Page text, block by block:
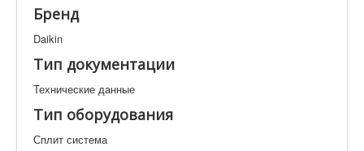
Новости
Контакты
Техническая документация
FUQ71BUV1B, FUQ100BUV1B, FUQ125BUV1B
Бренд
Daikin
Тип документации
Технические данные
Тип оборудования
Сплит система